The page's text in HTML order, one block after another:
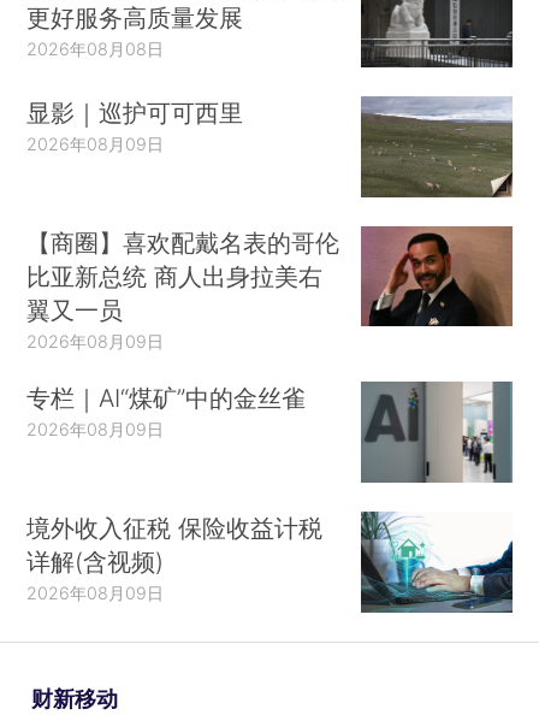
更好服务高质量发展
2026年08月08日
显影｜巡护可可西里
2026年08月09日
【商圈】喜欢配戴名表的哥伦
比亚新总统 商人出身拉美右
翼又一员
2026年08月09日
专栏｜AI“煤矿”中的金丝雀
2026年08月09日
境外收入征税 保险收益计税
详解(含视频)
2026年08月09日
财新移动